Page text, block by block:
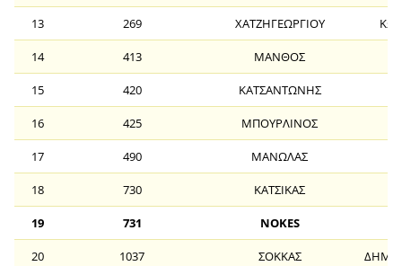
13 269 ΧΑΤΖΗΓΕΩΡΓΙΟΥ
14 413 ΜΑΝΘΟΣ
15 420 ΚΑΤΣΑΝΤΩΝΗΣ
16 425 ΜΠΟΥΡΛΙΝΟΣ
17 490 ΜΑΝΩΛΑΣ
18 730 ΚΑΤΣΙΚΑΣ
19 731 NOKES
20 1037 ΣΟΚΚΑΣ